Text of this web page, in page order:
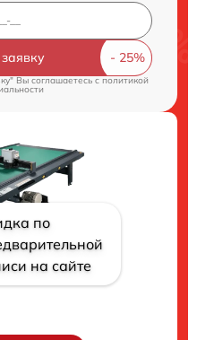
Вы соглашаетесь cполитикой
по
на сайте